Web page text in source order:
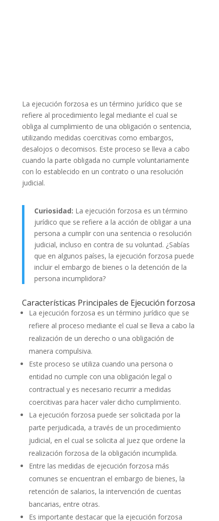
La ejecución forzosa es un término jurídico que se
refiere al procedimiento legal mediante el cual se
obliga al cumplimiento de una obligación o sentencia,
utilizando medidas coercitivas como embargos,
desalojos o decomisos. Este proceso se lleva a cabo
cuando la parte obligada no cumple voluntariamente
con lo establecido en un contrato o una resolución
judicial.
Curiosidad: La ejecución forzosa es un término
jurídico que se refiere a la acción de obligar a una
persona a cumplir con una sentencia o resolución
judicial, incluso en contra de su voluntad. ¿Sabías
que en algunos países, la ejecución forzosa puede
incluir el embargo de bienes o la detención de la
persona incumplidora?
Características Principales de Ejecución forzosa
La ejecución forzosa es un término jurídico que se
refiere al proceso mediante el cual se lleva a cabo la
realización de un derecho o una obligación de
manera compulsiva.
Este proceso se utiliza cuando una persona o
entidad no cumple con una obligación legal o
contractual y es necesario recurrir a medidas
coercitivas para hacer valer dicho cumplimiento.
La ejecución forzosa puede ser solicitada por la
parte perjudicada, a través de un procedimiento
judicial, en el cual se solicita al juez que ordene la
realización forzosa de la obligación incumplida.
Entre las medidas de ejecución forzosa más
comunes se encuentran el embargo de bienes, la
retención de salarios, la intervención de cuentas
bancarias, entre otras.
Es importante destacar que la ejecución forzosa